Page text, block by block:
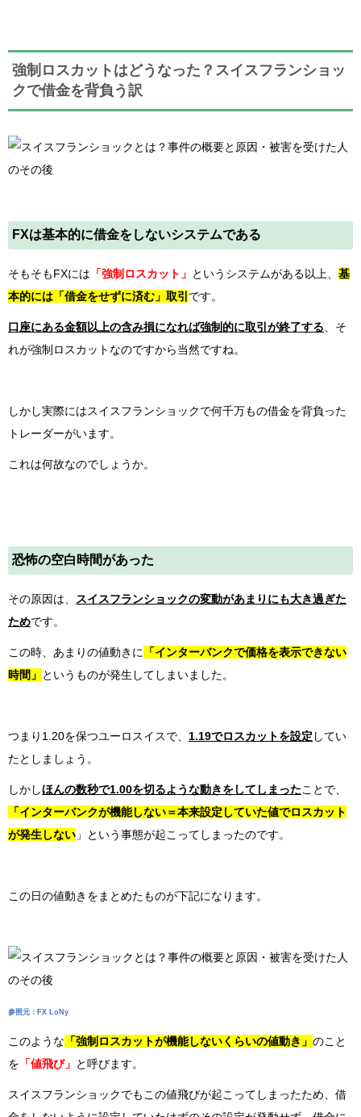
強制ロスカットはどうなった？スイスフランショッ
クで借金を背負う訳
FXは基本的に借金をしないシステムである
そもそもFXには 「強制ロスカット」 というシステムがある以上、 基
本的には「借金をせずに済む」取引 です。
口座にある金額以上の含み損になれば強制的に取引が終了する 、そ
れが強制ロスカットなのですから当然ですね。
しかし実際にはスイスフランショックで何千万もの借金を背負った
トレーダーがいます。
これは何故なのでしょうか。
恐怖の空白時間があった
その原因は、
スイスフランショックの変動があまりにも大き過ぎた
ためです。
この時、あまりの値動きに
「インターバンクで価格を表示できない
時間」 というものが発生してしまいました。
つまり1.20を保つユーロスイスで、 1.19でロスカットを設定 してい
たとしましょう。
しかしほんの数秒で1.00を切るような動きをしてしまったことで、
「インターバンクが機能しない＝本来設定していた値でロスカット
が発生しない 」という事態が起こってしまったのです。
この日の値動きをまとめたものが下記になります。
参照元：FX LoNy
このような 「強制ロスカットが機能しないくらいの値動き」 のこと
を 「値飛び」 と呼びます。
スイスフランショックでもこの値飛びが起こってしまったため、借